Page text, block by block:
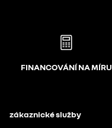
FINANCOVÁNÍ NA MÍRU
zákaznické služby